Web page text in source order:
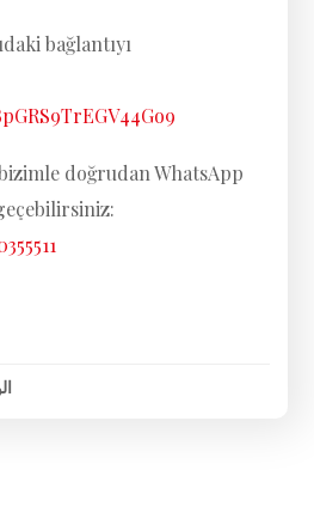
bağlantıyı
doğrudan WhatsApp